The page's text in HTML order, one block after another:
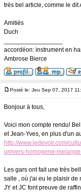
très bel article, comme le dit
Amitiés
Duch
accordéon: instrument en
Ambrose Bierce
Posté le: Jeu Sep 07, 2017
Bonjour à tous,
Voici mon compte rendu!
et Jean-Yves, en plus d'un
http://www.ledevoir.com/
univers-homogene-
Les gars ont fait une très
salle , où j'ai eu le plaisir de
JY et JC font preuve de